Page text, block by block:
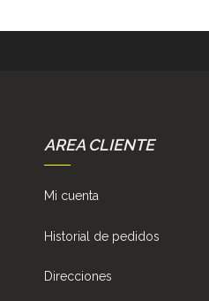
AREA CLIENTE
Mi cuenta
Historial de pedidos
Direcciones